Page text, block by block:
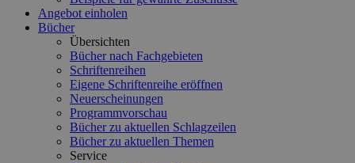
Angebot einholen
Bücher
Übersichten
Bücher nach Fachgebieten
Schriftenreihen
Eigene Schriftenreihe eröffnen
Neuerscheinungen
Programmvorschau
Bücher zu aktuellen Schlagzeilen
Bücher zu aktuellen Themen
Service